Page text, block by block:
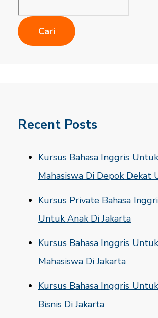
Cari
Recent Posts
Kursus Bahasa Inggris Untuk
Mahasiswa Di Depok Dekat
Kursus Private Bahasa
Untuk Anak Di Jakarta
Kursus Bahasa Inggris Untuk
Mahasiswa Di Jakarta
Kursus Bahasa Inggris Untuk
Bisnis Di Jakarta